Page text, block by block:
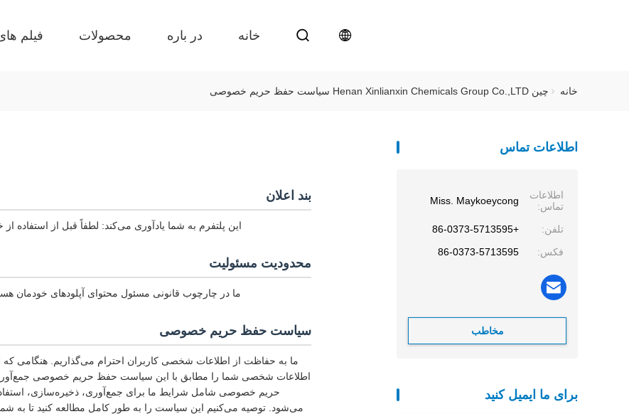
خانه در باره محصولات فیلم
خانه چین Henan Xinlianxin Chemicals Group Co.,LTD سیاست حفظ حریم خصوصی
بند اعلان
این پلتفرم به شما یادآوری می‌کند: لطفاً قبل از استفاده از
محدودیت مسئولیت
ما در چارچوب قانونی مسئول محتوای آپلودهای خودمان
سیاست حفظ حریم خصوصی
ما به حفاظت از اطلاعات شخصی کاربران احترام می‌گذاریم. هنگامی که
اطلاعات شخصی شما را مطابق با این سیاست حفظ حریم خصوصی
حریم خصوصی شامل شرایط ما برای جمع‌آوری، ذخیره‌سازی،
می‌شود. توصیه می‌کنیم این سیاست را به طور کامل مطالعه کنید تا
اطلاعات تماس
اطلاعات
تماس:
Miss. Maykoeycong
تلفن:
+86-0373-5713595
فکس:
86-0373-5713595
مخاطب
برای ما ایمیل کنید